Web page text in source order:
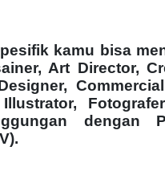
kamu bisa
Art Director,
dengan